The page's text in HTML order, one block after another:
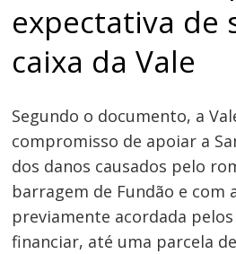
expectativa de
caixa da Vale
Segundo o documento, a
compromisso de apoiar a
dos danos causados pelo
barragem de Fundão e com
previamente acordada
financiar, até uma parcela